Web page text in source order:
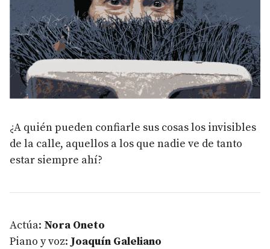
¿A quién pueden confiarle sus cosas los invisibles
de la calle, aquellos a los que nadie ve de tanto
estar siempre ahí?
Actúa: Nora Oneto
Piano y voz: Joaquín Galeliano